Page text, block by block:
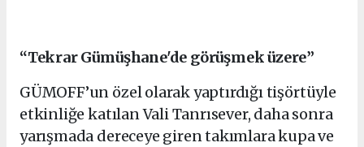
“Tekrar Gümüşhane'de görüşmek üzere”
GÜMOFF’un özel olarak yaptırdığı tişörtüyle
etkinliğe katılan Vali Tanrısever, daha sonra
yarışmada dereceye giren takımlara kupa ve